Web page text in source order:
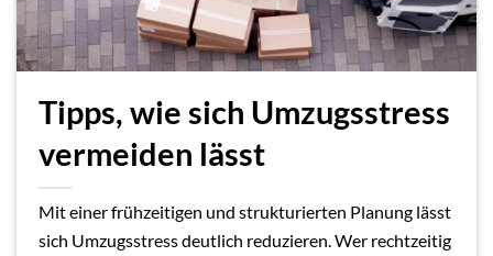
Tipps, wie sich Umzugsstress
vermeiden lässt
Mit einer frühzeitigen und strukturierten Planung lässt
sich Umzugsstress deutlich reduzieren. Wer rechtzeitig